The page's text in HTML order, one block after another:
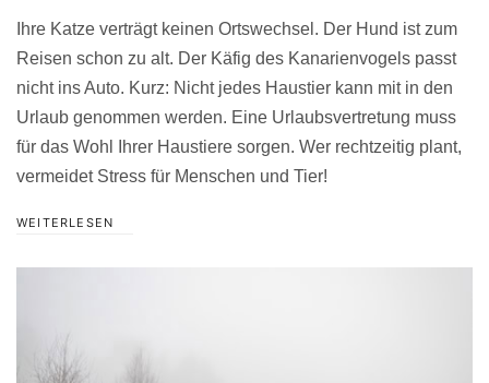
Ihre Katze verträgt keinen Ortswechsel. Der Hund ist zum
Reisen schon zu alt. Der Käfig des Kanarienvogels passt
nicht ins Auto. Kurz: Nicht jedes Haustier kann mit in den
Urlaub genommen werden. Eine Urlaubsvertretung muss
für das Wohl Ihrer Haustiere sorgen. Wer rechtzeitig plant,
vermeidet Stress für Menschen und Tier!
WEITERLESEN